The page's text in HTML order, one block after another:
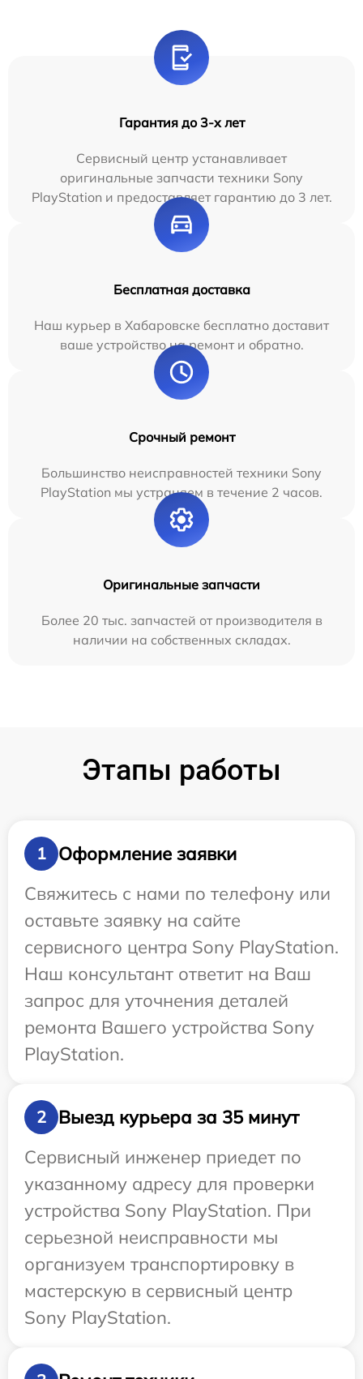
Гарантия до 3-х лет
Сервисный центр устанавливает
оригинальные запчасти техники Sony
PlayStation и предоставляет гарантию до 3 лет.
Бесплатная доставка
Наш курьер в Хабаровске бесплатно доставит
ваше устройство на ремонт и обратно.
Срочный ремонт
Большинство неисправностей техники Sony
PlayStation мы устраняем в течение 2 часов.
Оригинальные запчасти
Более 20 тыс. запчастей от производителя в
наличии на собственных складах.
Этапы работы
1
Оформление заявки
Свяжитесь с нами по телефону или
оставьте заявку на сайте
сервисного центра Sony PlayStation.
Наш консультант ответит на Ваш
запрос для уточнения деталей
ремонта Вашего устройства Sony
PlayStation.
2
Выезд курьера за 35 минут
Сервисный инженер приедет по
указанному адресу для проверки
устройства Sony PlayStation. При
серьезной неисправности мы
организуем транспортировку в
мастерскую в сервисный центр
Sony PlayStation.